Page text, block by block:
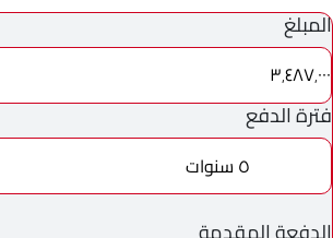
المبلغ
٣٬٤٨٧٬٠٠٠
فترة الدفع
٥ سنوات